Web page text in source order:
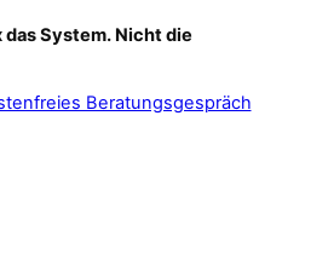
das System. Nicht die
Beratungsgespräch